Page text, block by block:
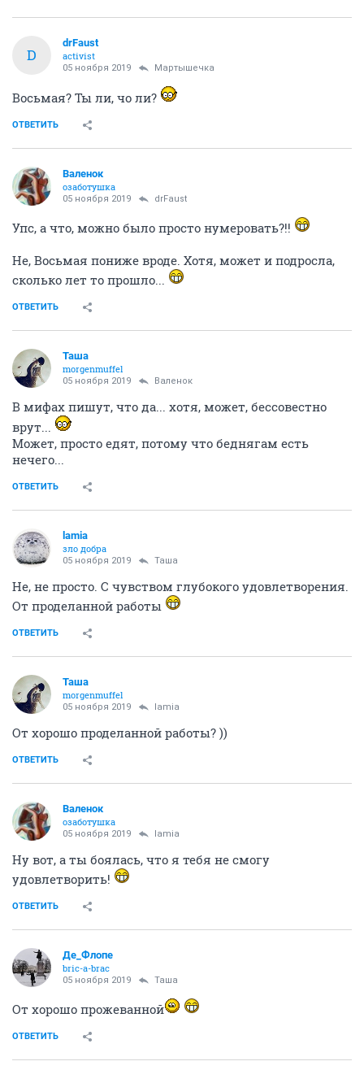
D
drFaust
activist
05 ноября 2019 Мартышечка
Восьмая? Ты ли, чо ли?
ОТВЕТИТЬ
Валенок
озаботушка
05 ноября 2019 drFaust
Упс, а что, можно было просто нумеровать?!!
Не, Восьмая пониже вроде. Хотя, может и подросла,
сколько лет то прошло...
ОТВЕТИТЬ
Таша
morgenmuffel
05 ноября 2019 Валенок
В мифах пишут, что да... хотя, может, бессовестно
врут...
Может, просто едят, потому что беднягам есть
нечего...
ОТВЕТИТЬ
lamia
зло добра
05 ноября 2019 Таша
Не, не просто. С чувством глубокого удовлетворения.
От проделанной работы
ОТВЕТИТЬ
Таша
morgenmuffel
05 ноября 2019 lamia
От хорошо проделанной работы? ))
ОТВЕТИТЬ
Валенок
озаботушка
05 ноября 2019 lamia
Ну вот, а ты боялась, что я тебя не смогу
удовлетворить!
ОТВЕТИТЬ
Де_Флопе
bric-a-brac
05 ноября 2019 Таша
От хорошо прожеванной
ОТВЕТИТЬ